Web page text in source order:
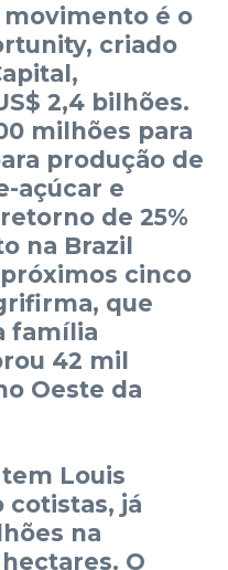
é o
criado
2,4 bilhões.
milhões para
produção de
açúcar e
de 25%
na Brazil
cinco
que
família
42 mil
Oeste da
Louis
cotistas, já
na
O